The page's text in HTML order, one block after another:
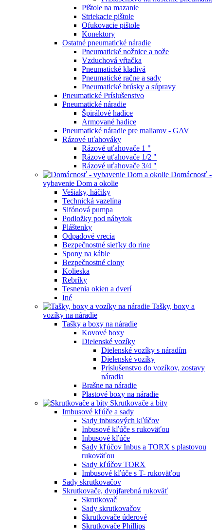
Pištole na mazanie
Striekacie pištole
Ofukovacie pištole
Konektory
Ostatné pneumatické náradie
Pneumatické nožnice a nože
Vzduchová vŕtačka
Pneumatické kladivá
Pneumatické račne a sady
Pneumatické brúsky a súpravy
Pneumatické Príslušenstvo
Pneumatické náradie
Špirálové hadice
Armované hadice
Pneumatické náradie pre maliarov - GAV
Rázové uťahováky
Rázové uťahovače 1 "
Rázové uťahovače 1/2 "
Rázové uťahovače 3/4 "
Domácnosť -
vybavenie Dom a okolie
Vešiaky, háčiky
Technická vazelína
Sifónová pumpa
Podložky pod nábytok
Pláštenky
Odpadové vrecia
Bezpečnostné sieťky do rine
Spony na káble
Bezpečnostné clony
Kolieska
Rebríky
Tesnenia okien a dverí
Iné
Tašky, boxy a
vozíky na náradie
Tašky a boxy na náradie
Kovové boxy
Dielenské vozíky
Dielenské vozíky s náradím
Dielenské vozíky
Príslušenstvo do vozíkov, zostavy
náradia
Brašne na náradie
Plastové boxy na náradie
Skrutkovače a bity
Imbusové kľúče a sady
Sady inbusových kľúčov
Inbusové kľúče s rukoväťou
Inbusové kľúče
Sady kľúčov Inbus a TORX s plastovou
rukoväťou
Sady kľúčov TORX
Imbusové kľúče s T- rukoväťou
Sady skrutkovačov
Skrutkovače, dvojfarebná rukoväť
Skrutkovač
Sady skrutkovačov
Skrutkovače úderové
Skrutkovače Phillips